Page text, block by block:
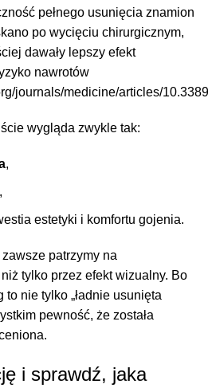
pełnego usunięcia znamion
po wycięciu chirurgicznym,
dawały lepszy efekt
nawrotów
journals/medicine/articles/
wygląda zwykle tak:
,
estetyki i komfortu gojenia.
patrzymy na
tylko przez efekt wizualny. Bo
nie tylko „ładnie usunięta
pewność, że została
i sprawdź, jaka